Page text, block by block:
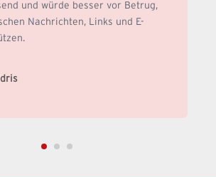
und würde besser vor Betrug,
Nachrichten, Links und E-
Idris